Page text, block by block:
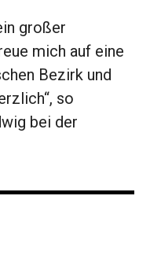
großer
mich auf eine
Bezirk und
so
bei der